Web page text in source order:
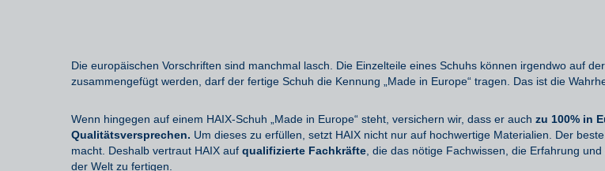
Die europäischen Vorschriften sind manchmal lasch. Die Einzelteile eines Schuhs können irgendwo auf
zusammengefügt werden, darf der fertige Schuh die Kennung „Made in Europe“ tragen. Das ist die
Wenn hingegen auf einem HAIX-Schuh „Made in Europe“ steht, versichern wir, dass er auchzu 100% in
Qualitätsversprechen. Um dieses zu erfüllen, setzt HAIX nicht nur auf hochwertige Materialien. Der
macht. Deshalb vertraut HAIX aufqualifizierte Fachkräfte, die das nötige Fachwissen, die Erfahrung
der Welt zu fertigen.